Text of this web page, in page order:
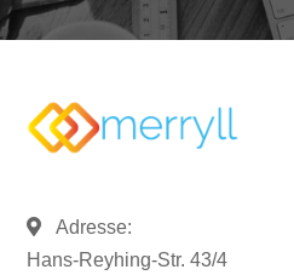
Adresse:
Hans-Reyhing-Str. 43/4